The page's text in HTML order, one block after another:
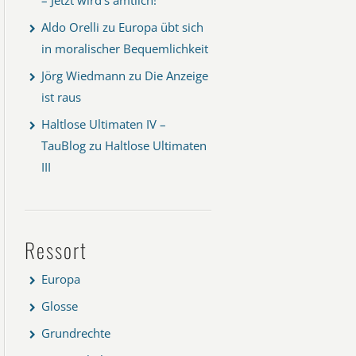
Aldo Orelli zu Europa übt sich
in moralischer Bequemlichkeit
Jörg Wiedmann zu Die Anzeige
ist raus
Haltlose Ultimaten IV –
TauBlog zu Haltlose Ultimaten
III
Ressort
Europa
Glosse
Grundrechte